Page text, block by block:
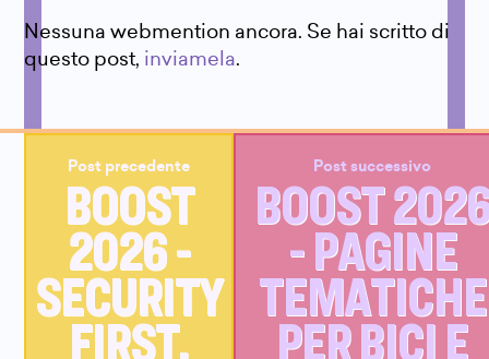
Nessuna webmention ancora. Se hai scritto di
questo post, inviamela.
Post precedente
BOOST
2026 -
SECURITY
FIRST,
Post successivo
BOOST
- PAGINE
TEMATICHE
PER BICI E